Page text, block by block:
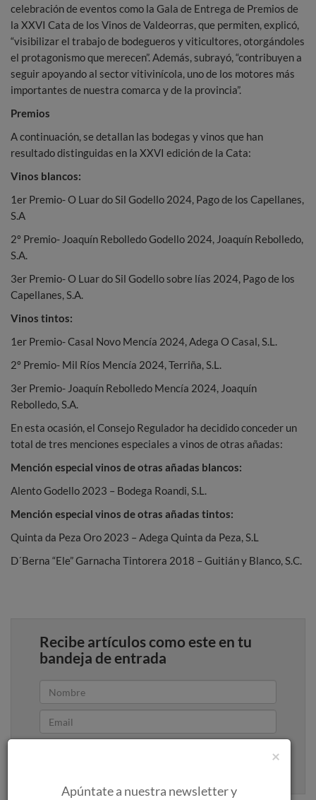
celebración de eventos como la Gala de Entrega de Premios de
la XXVI Cata de los Vinos de Valdeorras, que permiten, explicó,
“visibilizar el trabajo de bodegueros y viticultores, otorgándoles
el protagonismo que merecen”. Además, subrayó, “contribuyen a
seguir apoyando al sector vitivinícola, uno de los motores más
importantes de nuestra comarca y de la provincia”.
Premios
A continuación, se detallan las bodegas y vinos que han
resultado distinguidas en la XXVI edición de la Cata:
Vinos blancos:
1er Premio- O Luar do Sil Godello 2024, Pago de los Capellanes,
S.A
2º Premio- Joaquín Rebolledo Godello 2024, Joaquín Rebolledo,
S.A.
3er Premio- O Luar do Sil Godello sobre lías 2024, Pago de los
Capellanes, S.A.
Vinos tintos:
1er Premio- Casal Novo Mencía 2024, Adega O Casal, S.L.
2º Premio- Mil Ríos Mencía 2024, Terriña, S.L.
3er Premio- Joaquín Rebolledo Mencía 2024, Joaquín
Rebolledo, S.A.
En esta ocasión, el Consejo Regulador ha decidido conceder un
total de tres menciones especiales a vinos de otras añadas:
Mención especial vinos de otras añadas blancos:
Alento Godello 2023 – Bodega Roandi, S.L.
Mención especial vinos de otras añadas tintos:
Quinta da Peza Oro 2023 – Adega Quinta da Peza, S.L
D´Berna “Ele” Garnacha Tintorera 2018 – Guitián y Blanco, S.C.
Recibe artículos como este en tu
bandeja de entrada
×
Apúntate a nuestra newsletter y